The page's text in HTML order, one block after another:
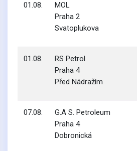
01.08.
MOL
Praha 2
Svatoplukova
01.08.
RS Petrol
Praha 4
Před Nádražím
07.08.
G.A S. Petroleum
Praha 4
Dobronická